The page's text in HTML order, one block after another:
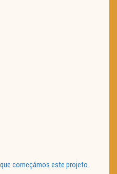
começámos este projeto.